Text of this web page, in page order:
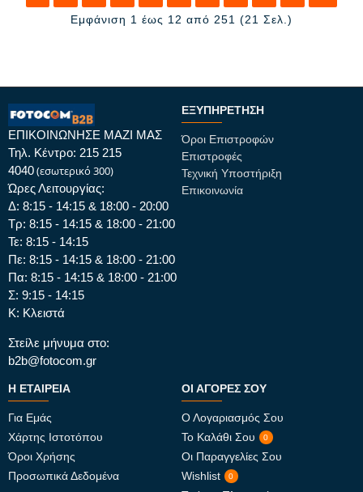
Εμφάνιση 1 έως 12 από 251 (21 Σελ.)
ΕΠΙΚΟΙΝΩΝΗΣΕ ΜΑΖΙ ΜΑΣ
Τηλ. Κέντρο: 215 215
4040(εσωτερικό 300)
Ώρες Λειτουργίας:
Δ: 8:15 - 14:15 & 18:00 - 20:00
Τρ: 8:15 - 14:15 & 18:00 - 21:00
Τε: 8:15 - 14:15
Πε: 8:15 - 14:15 & 18:00 - 21:00
Πα: 8:15 - 14:15 & 18:00 - 21:00
Σ: 9:15 - 14:15
Κ: Κλειστά
Στείλε μήνυμα στο:
b2b@fotocom.gr
ΕΞΥΠΗΡΈΤΗΣΗ
Όροι Επιστροφών
Επιστροφές
Τεχνική Υποστήριξη
Επικοινωνία
Η ΕΤΑΙΡΕΊΑ
Για Εμάς
Χάρτης Ιστοτόπου
Όροι Χρήσης
Προσωπικά Δεδομένα
ΟΙ ΑΓΟΡΈΣ ΣΟΥ
Ο Λογαριασμός Σου
Το Καλάθι Σου
0
Οι Παραγγελίες Σου
Wishlist
0